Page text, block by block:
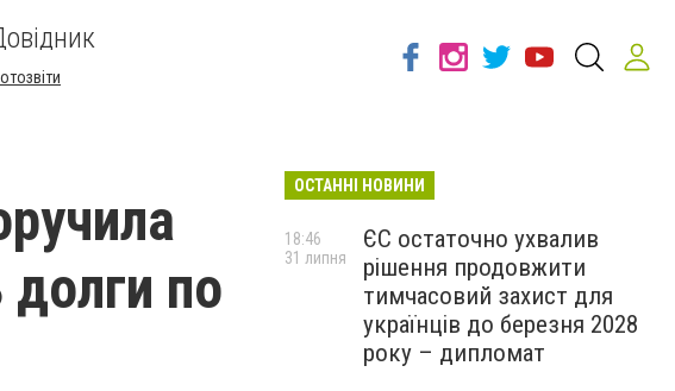
по
ОСТАННІ НОВИНИ
ЄС остаточно ухвалив
рішення продовжити
тимчасовий захист для
українців до березня 2028
року – дипломат
18:46
31 липня